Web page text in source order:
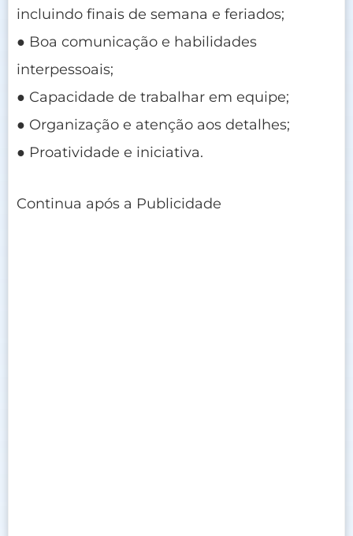
incluindo finais de semana e feriados;
● Boa comunicação e habilidades
interpessoais;
● Capacidade de trabalhar em equipe;
● Organização e atenção aos detalhes;
● Proatividade e iniciativa.
Continua após a Publicidade